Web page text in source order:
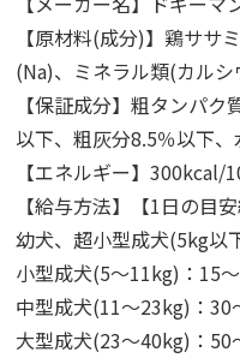
【原材料(成分)】鶏ササ
(Na)、ミネラル類(カルシ
【保証成分】粗タンパ
以下、粗灰分8.5％以下
【エネルギー】300kcal/
【給与方法】【1日の目安
幼犬、超小型成犬(5kg以
小型成犬(5～11kg)：15
中型成犬(11～23kg)：30
大型成犬(23～40kg)：50